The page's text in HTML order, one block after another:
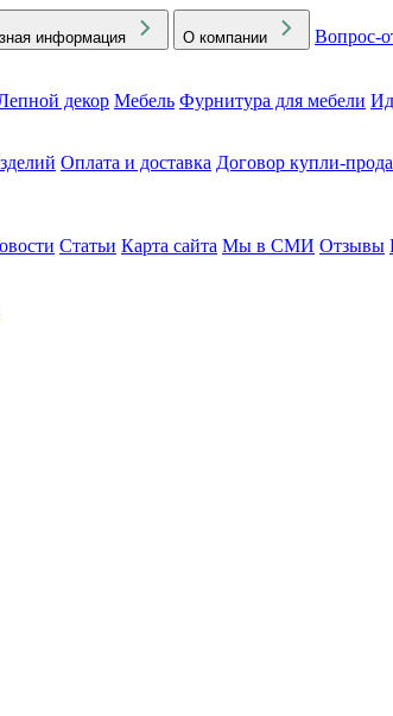
информация О компании Вопрос-
декор Мебель Фурнитура для мебели
Оплата и доставка Договор купли-
Статьи Карта сайта Мы в СМИ Отзывы